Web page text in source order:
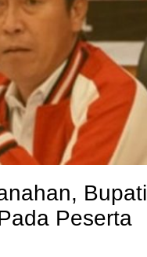
Bupati
Peserta